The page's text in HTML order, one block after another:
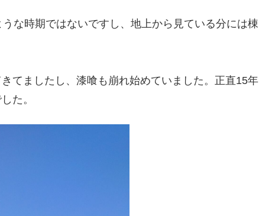
な時期ではないですし、地上から見ている分には棟
てましたし、漆喰も崩れ始めていました。正直15年
た。